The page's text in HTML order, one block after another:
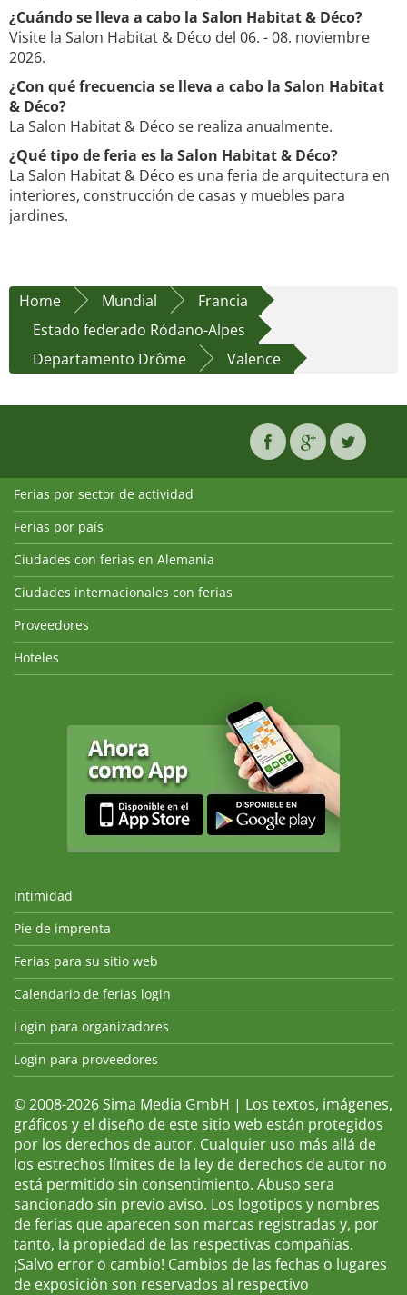
¿Cuándo se lleva a cabo la Salon Habitat & Déco?
Visite la Salon Habitat & Déco del 06. - 08. noviembre
2026.
¿Con qué frecuencia se lleva a cabo la Salon Habitat
& Déco?
La Salon Habitat & Déco se realiza anualmente.
¿Qué tipo de feria es la Salon Habitat & Déco?
La Salon Habitat & Déco es una feria de arquitectura en
interiores, construcción de casas y muebles para
jardines.
Home Mundial
Francia
Estado federado Ródano-Alpes
Departamento Drôme
Valence
Ferias por sector de actividad
Ferias por país
Ciudades con ferias en Alemania
Ciudades internacionales con ferias
Proveedores
Hoteles
Intimidad
Pie de imprenta
Ferias para su sitio web
Calendario de ferias login
Login para organizadores
Login para proveedores
© 2008-2026 Sima Media GmbH | Los textos, imágenes,
gráficos y el diseño de este sitio web están protegidos
por los derechos de autor. Cualquier uso más allá de
los estrechos límites de la ley de derechos de autor no
está permitido sin consentimiento. Abuso sera
sancionado sin previo aviso. Los logotipos y nombres
de ferias que aparecen son marcas registradas y, por
tanto, la propiedad de las respectivas compañías.
¡Salvo error o cambio! Cambios de las fechas o lugares
de exposición son reservados al respectivo